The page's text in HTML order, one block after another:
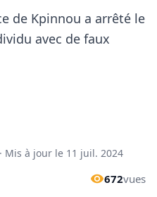
de Kpinnou a arrêté le
avec de faux
· Mis à jour le 11 juil. 2024
672vues